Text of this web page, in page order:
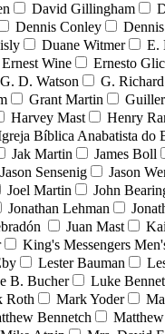
David Gillingham
Dennis Conley
Duane Witmer E.
Ernest Wine Ernesto
G. D. Watson G.
Grant Martin
Harvey Mast Henry
Bíblica Anabatista do
Jak Martin James Boll
Jason Sensenig Jason
Joel Martin John
Jonathan Lehman
Juan Mast
King's Messengers
Lester Bauman
B. Bucher Luke
Roth Mark Yoder
Bennetch